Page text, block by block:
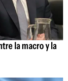
la macro y la